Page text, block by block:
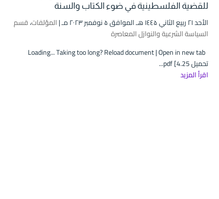
للقضية الفلسطينية في ضوء الكتاب والسنة
الأحد ۲۱ ربيع الثاني ۱٤٤۵ هـ الموافق ۵ نوفمبر ۲۰۲۳ مـ | المؤلفات،قسم
السياسة الشرعية والنوازل المعاصرة
Loading... Taking too long? Reload document | Open in new tab
تحميل pdf [4.25...
اقرأ المزيد